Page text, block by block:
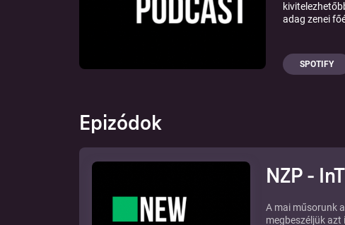
adag zenei
SPOTIFY
Epizódok
NZP -
A mai műsorunk
megbeszéljük azt